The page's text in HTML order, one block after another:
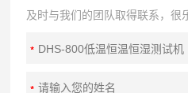
及时与我们的团队取得联系，很